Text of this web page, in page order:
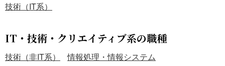
技術（IT系）
IT・技術・クリエイティブ系の職種
技術（非IT系）
情報処理・情報システム